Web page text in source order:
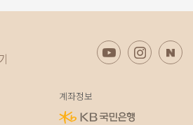
계좌정보